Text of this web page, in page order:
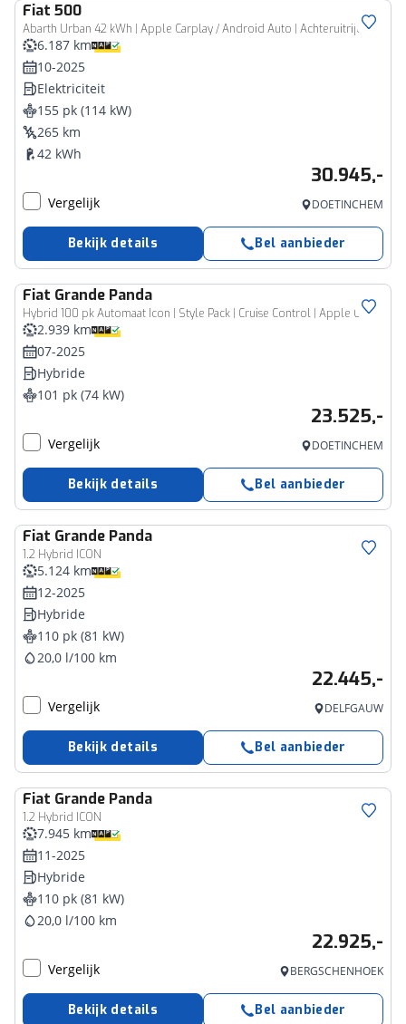
Fiat 500
Abarth Urban 42 kWh | Apple Carplay / Android Auto | Achteruitrijcamera | Cruise Control
6.187 km
10-2025
Elektriciteit
155 pk (114 kW)
265 km
42 kWh
30.945,-
Vergelijk DOETINCHEM
Bekijk details Bel aanbieder
Fiat Grande Panda
Hybrid 100 pk Automaat Icon | Style Pack | Cruise Control | Apple Carplay / Android Auto | Airco
2.939 km
07-2025
Hybride
101 pk (74 kW)
23.525,-
Vergelijk DOETINCHEM
Bekijk details Bel aanbieder
Fiat Grande Panda
1.2 Hybrid ICON
5.124 km
12-2025
Hybride
110 pk (81 kW)
20,0 l/100 km
22.445,-
Vergelijk DELFGAUW
Bekijk details Bel aanbieder
Fiat Grande Panda
1.2 Hybrid ICON
7.945 km
11-2025
Hybride
110 pk (81 kW)
20,0 l/100 km
22.925,-
Vergelijk BERGSCHENHOEK
Bekijk details Bel aanbieder